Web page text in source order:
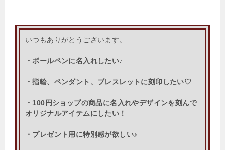
いつもありがとうございます。
・ボールペンに名入れしたい♪
・指輪、ペンダント、ブレスレットに刻印したい♡
・100円ショップの商品に名入れやデザインを刻んで
オリジナルアイテムにしたい！
・プレゼント用に特別感が欲しい♪